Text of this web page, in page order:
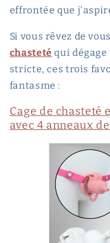
effrontée que
Si vous rêvez de
chasteté qui
stricte, ces trois
fantasme :
Cage de chasteté
avec 4 anneaux